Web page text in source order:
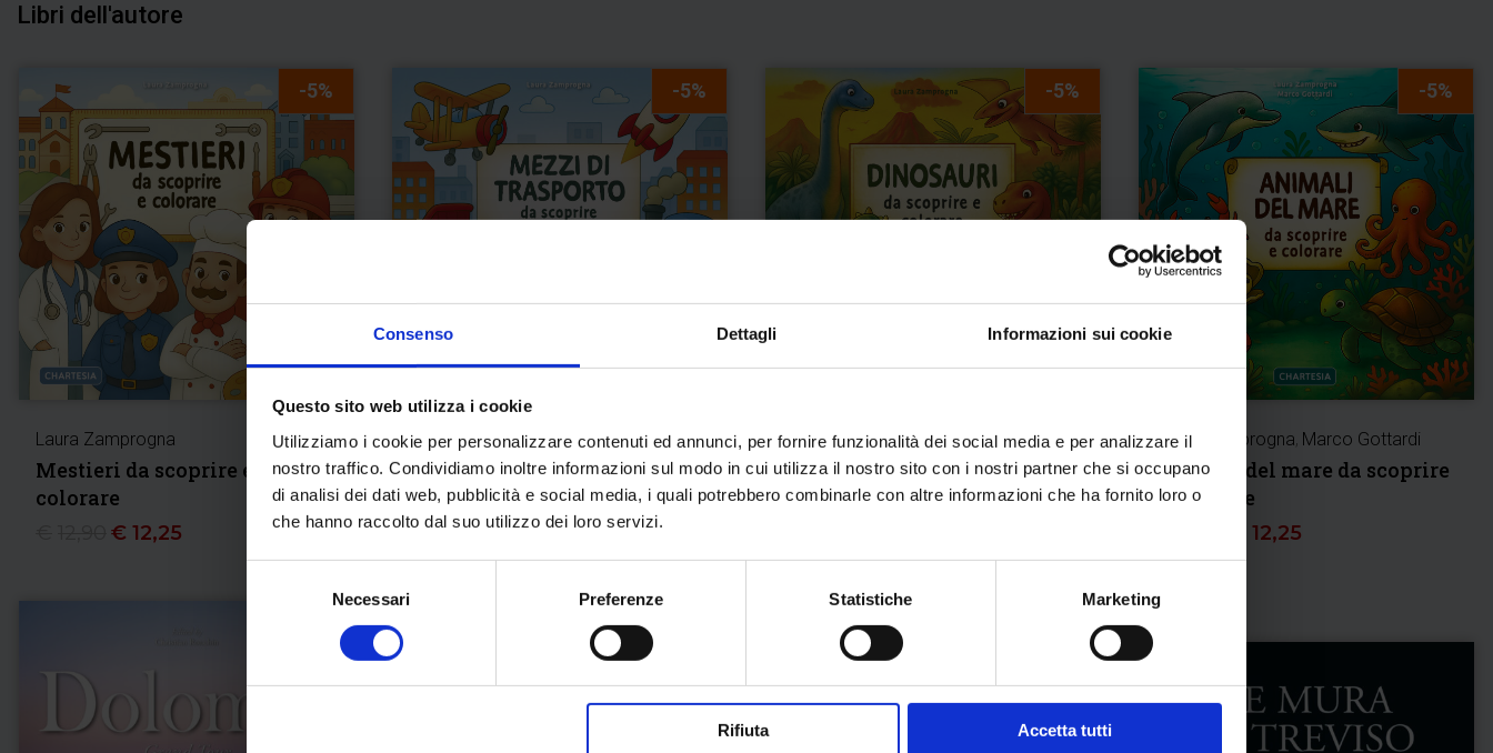
Consenso Dettagli Informazioni sui cookie
Questo sito web utilizza i cookie
Utilizziamo i cookie per personalizzare contenuti ed annunci, per fornire funzionalità dei social media e per analizzare il
nostro traffico. Condividiamo inoltre informazioni sul modo in cui utilizza il nostro sito con i nostri partner che si occupano
di analisi dei dati web, pubblicità e social media, i quali potrebbero combinarle con altre informazioni che ha fornito loro o
che hanno raccolto dal suo utilizzo dei loro servizi.
Necessari Preferenze Statistiche Marketing
Rifiuta Accetta tutti
Libri dell'autore
-5%
Laura Zamprogna
Mestieri da scoprire e
colorare
€ 12,25
-5%
Laura Zamprogna
Mezzi di trasporto da scoprire
e colorare
€ 12,90 € 12,25
-5%
Laura Zamprogna
Dinosauri da scoprire e
colorare
-5%
Laura Zamprogna, Marco Gottardi
Animali del mare da scoprire
e colorare
12,25